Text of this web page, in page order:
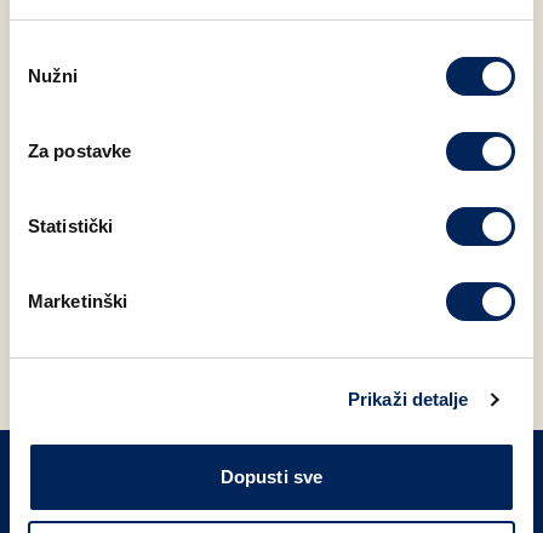
pristanka
Nužni
Za postavke
Statistički
Marketinški
Prikaži detalje
Dopusti sve
se prikazati u banneru pod Nagrade. Preuzmi Mlinar
FACEBOOK
PRIJAVITE SE NA NAŠ NEWSLETTER